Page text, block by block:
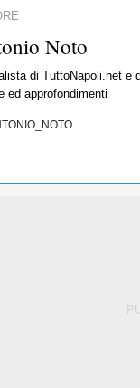
Noto
di TuttoNapoli.net e
ed approfondimenti